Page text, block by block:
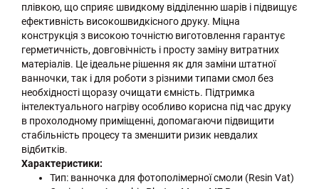
плівкою, що сприяє швидкому відділенню шарів і підвищує
ефективність високошвидкісного друку. Міцна
конструкція з високою точністю виготовлення гарантує
герметичність, довговічність і просту заміну витратних
матеріалів. Це ідеальне рішення як для заміни штатної
ванночки, так і для роботи з різними типами смол без
необхідності щоразу очищати ємність. Підтримка
інтелектуального нагріву особливо корисна під час друку
в прохолодному приміщенні, допомагаючи підвищити
стабільність процесу та зменшити ризик невдалих
відбитків.
Характеристики:
Тип: ванночка для фотополімерної смоли (Resin Vat)